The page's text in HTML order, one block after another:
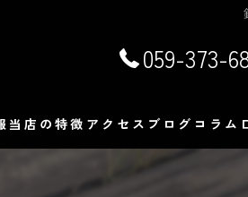
059-373-
当店の特徴 アクセス ブログ コラム